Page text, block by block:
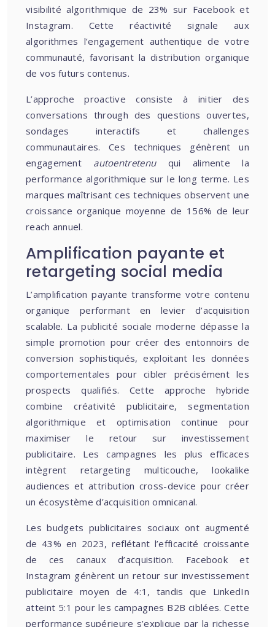
visibilité algorithmique de 23% sur Facebook et
Instagram. Cette réactivité signale aux
algorithmes l’engagement authentique de votre
communauté, favorisant la distribution organique
de vos futurs contenus.
L’approche proactive consiste à initier des
conversations through des questions ouvertes,
sondages interactifs et challenges
communautaires. Ces techniques génèrent un
engagement autoentretenu qui alimente la
performance algorithmique sur le long terme. Les
marques maîtrisant ces techniques observent une
croissance organique moyenne de 156% de leur
reach annuel.
Amplification payante et
retargeting social media
L’amplification payante transforme votre contenu
organique performant en levier d’acquisition
scalable. La publicité sociale moderne dépasse la
simple promotion pour créer des entonnoirs de
conversion sophistiqués, exploitant les données
comportementales pour cibler précisément les
prospects qualifiés. Cette approche hybride
combine créativité publicitaire, segmentation
algorithmique et optimisation continue pour
maximiser le retour sur investissement
publicitaire. Les campagnes les plus efficaces
intègrent retargeting multicouche, lookalike
audiences et attribution cross-device pour créer
un écosystème d’acquisition omnicanal.
Les budgets publicitaires sociaux ont augmenté
de 43% en 2023, reflétant l’efficacité croissante
de ces canaux d’acquisition. Facebook et
Instagram génèrent un retour sur investissement
publicitaire moyen de 4:1, tandis que LinkedIn
atteint 5:1 pour les campagnes B2B ciblées. Cette
performance supérieure s’explique par la richesse